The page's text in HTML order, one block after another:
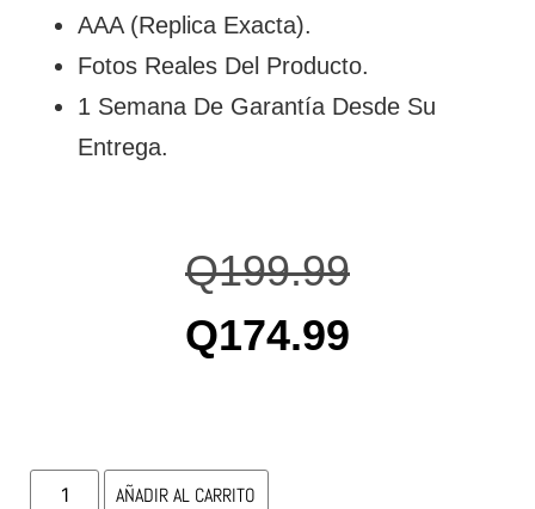
AAA (Replica Exacta).
Fotos Reales Del Producto.
1 Semana De Garantía Desde Su
Entrega.
Q199.99
Q174.99
AÑADIR AL CARRITO